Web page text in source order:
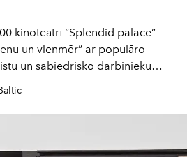
kinoteātrī “Splendid palace”
un vienmēr” ar populāro
un sabiedrisko darbinieku